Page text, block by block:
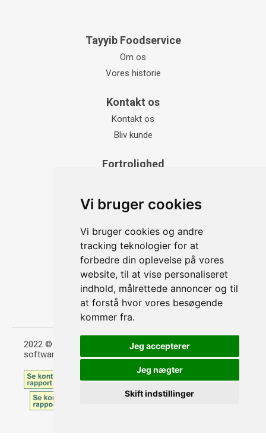
Vi bruger cookies
Vi bruger cookies og andre
tracking teknologier for at
forbedre din oplevelse på vores
website, til at vise personaliseret
indhold, målrettede annoncer og til
at forstå hvor vores besøgende
kommer fra.
Jeg accepterer
Jeg nægter
Skift indstillinger
Tayyib Foodservice
Om os
Vores historie
Kontakt os
Kontakt os
Bliv kunde
Fortrolighed
Handelsbetingelser
Cookies
Kontakt
Hassellunden 11 b DK-2765 Smørum
(+45) 3810 9282
info@tayyibfood.dk
CVR 30821785
2022 © Tayyib Food ApS l Design og
softwareudvikling:Madexpres